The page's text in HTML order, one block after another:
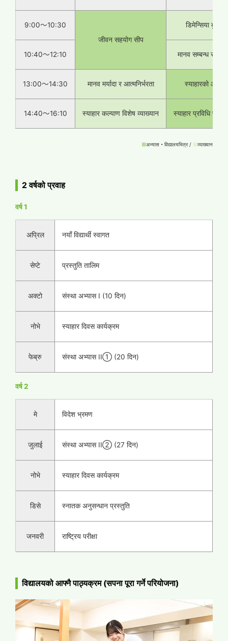
9:00〜10:30
जीवन सहयोग सीप
डिमेन्सिया बुझाइ
10:40〜12:10 मानव सम्बन्ध र
13:00〜14:30 मानव मर्यादा र आत्मनिर्भरता स्याहारको आधार
14:40〜16:10 स्याहार कल्याण विशेष व्याख्यान स्याहार प्रविधि
■अभ्यास・विद्यालयभित्र / ■व्याख्यान
2 वर्षको प्रवाह
वर्ष 1
अप्रिल नयाँ विद्यार्थी स्वागत
सेप्टे प्रस्तुति तालिम
अक्टो संस्था अभ्यास I (10 दिन)
नोभे स्याहार दिवस कार्यक्रम
फेब्रु संस्था अभ्यास II① (20 दिन)
वर्ष 2
मे विदेश भ्रमण
जुलाई संस्था अभ्यास II② (27 दिन)
नोभे स्याहार दिवस कार्यक्रम
डिसे स्नातक अनुसन्धान प्रस्तुति
जनवरी राष्ट्रिय परीक्षा
विद्यालयको आफ्नै पाठ्यक्रम (सपना पूरा गर्ने परियोजना)